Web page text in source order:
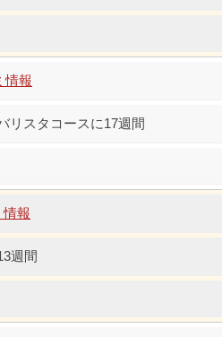
情報
リスタコースに17週間
情報
週間